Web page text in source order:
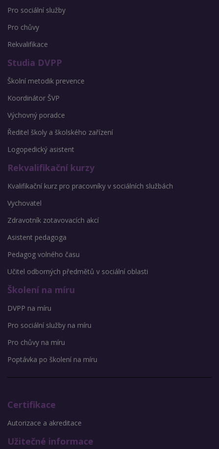
Pro sociální služby
Pro chůvy
Rekvalifikace
Studia DVPP
Školní metodik prevence
Koordinátor ŠVP
Výchovný poradce
Ředitel školy a školského zařízení
Logopedický asistent
Rekvalifikační kurzy
Kvalifikační kurz pro pracovníky v sociálních službách
Vychovatel
Zdravotník zotavovacích akcí
Asistent pedagoga
Pedagog volného času
Učitel odborných předmětů v sociální oblasti
Školení na míru
DVPP na míru
Pro sociální služby na míru
Pro chůvy na míru
Poptávka po školení na míru
Certifikace
Autorizace a akreditace
Užitečné informace